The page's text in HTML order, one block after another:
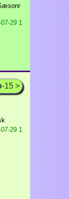
29 1
-15 >
29 1